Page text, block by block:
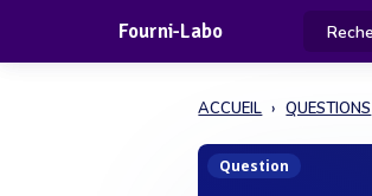
Fourni-Labo
ACCUEIL QUESTIONS
Question